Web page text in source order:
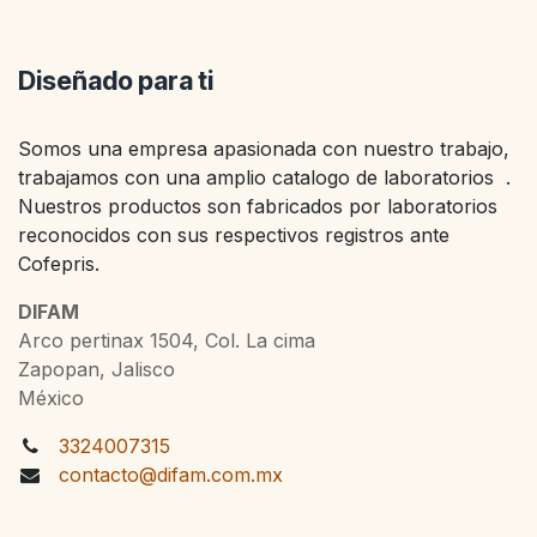
Diseñado para ti
Somos una empresa apasionada con nuestro trabajo,
trabajamos con una amplio catalogo de laboratorios .
Nuestros productos son fabricados por laboratorios
reconocidos con sus respectivos registros ante
Cofepris.
DIFAM
Arco pertinax 1504, Col. La cima
Zapopan, Jalisco
México
3324007315
contacto@difam.com.mx